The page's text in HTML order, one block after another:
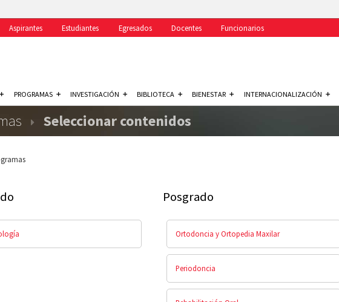
Aspirantes Estudiantes Egresados Docentes Funcionarios
PROGRAMAS INVESTIGACIÓN BIBLIOTECA BIENESTAR INTERNACIONALIZACIÓN
Seleccionar contenidos
Posgrado
Ortodoncia y Ortopedia Maxilar
Periodoncia